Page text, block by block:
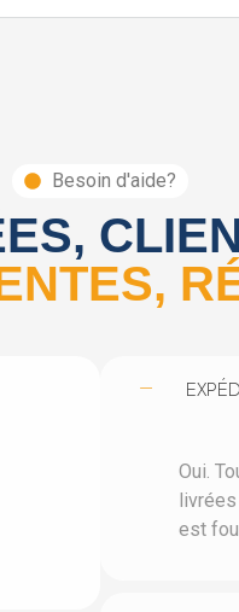
Besoin d'aide?
Oui.
livrées
est